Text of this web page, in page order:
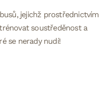
jejichž prostřednictvím
soustředěnost a
se nerady nudí!